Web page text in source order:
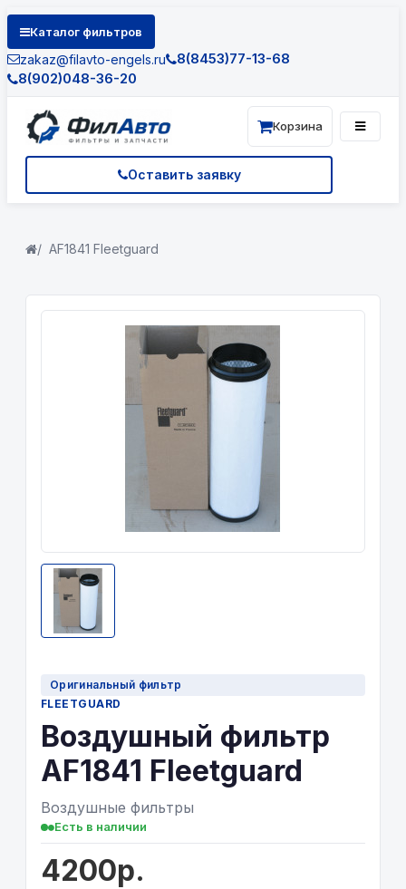
Каталог фильтров
zakaz@filavto-engels.ru
8(8453)77-13-68
8(902)048-36-20
Оставить заявку
Корзина
AF1841 Fleetguard
Оригинальный фильтр
FLEETGUARD
Воздушный фильтр
AF1841 Fleetguard
Воздушные фильтры
Есть в наличии
4200р.